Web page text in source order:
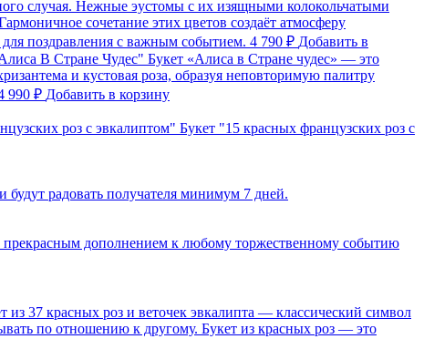
случая. Нежные эустомы с их изящными колокольчатыми
сочетание этих цветов создаёт атмосферу
поздравления с важным событием. 4 790 ₽ Добавить в
В Стране Чудес" Букет «Алиса в Стране чудес» — это
и кустовая роза, образуя неповторимую палитру
990 ₽ Добавить в корзину
роз с эвкалиптом" Букет "15 красных французских роз с
радовать получателя минимум 7 дней.
прекрасным дополнением к любому торжественному событию
из 37 красных роз и веточек эвкалипта — классический символ
по отношению к другому. Букет из красных роз — это